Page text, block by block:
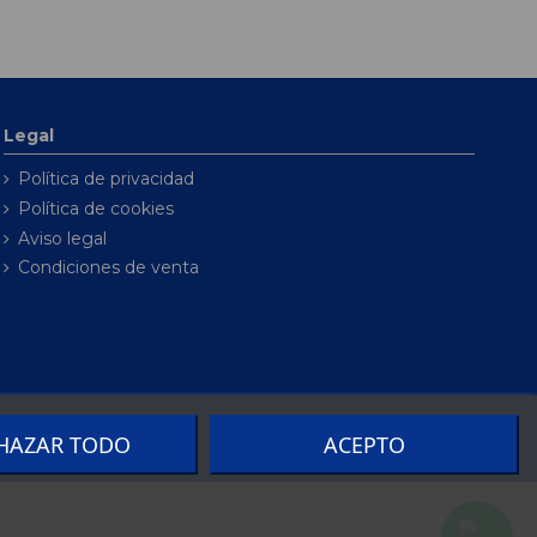
Legal
Política de privacidad
Política de cookies
Aviso legal
Condiciones de venta
TODO ACEPTO
Seintosoft